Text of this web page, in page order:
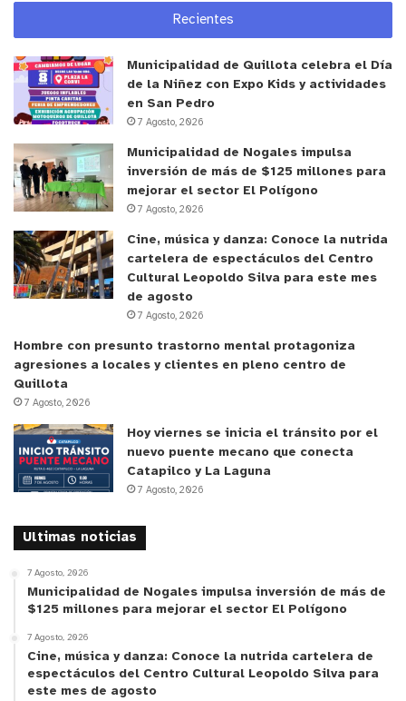
– Ruta Norte: Teniente Riquelme 230, Villa La
– Santa Teresita: Vicuña Mackenna 525.
– Cerro Mayaca: Aconcagua 13, Cerro Mayaca.
Centros de Salud Familiar (Cesfam – Sectores
rurales):
– La Palma (San Francisco s/n, La Palma)
– Boco (Balmaceda s/n, Boco)
– San Pedro (René Schneider s/n, Población
Enrique Arenas, San Pedro)
Colegios:
– “Roberto Matta” (Concepción 261 esquina Freire)
– República de México (El Progreso 1329, Población
Said)
– “Abel Guerrero” (Cintura 223, San Pedro)
Recientes
Municipalidad de Quillota celebra el Día
de la Niñez con Expo Kids y actividades
en San Pedro
7 Agosto, 2026
Municipalidad de Nogales impulsa
inversión de más de $125 millones para
mejorar el sector El Polígono
7 Agosto, 2026
Cine, música y danza: Conoce la nutrida
cartelera de espectáculos del Centro
Cultural Leopoldo Silva para este mes
de agosto
7 Agosto, 2026
Hombre con presunto trastorno mental protagoniza
agresiones a locales y clientes en pleno centro de
Quillota
7 Agosto, 2026
Hoy viernes se inicia el tránsito por el
nuevo puente mecano que conecta
Catapilco y La Laguna
7 Agosto, 2026
Ultimas noticias
7 Agosto, 2026
Municipalidad de Nogales impulsa inversión de más de
$125 millones para mejorar el sector El Polígono
7 Agosto, 2026
Cine, música y danza: Conoce la nutrida cartelera de
espectáculos del Centro Cultural Leopoldo Silva para
este mes de agosto